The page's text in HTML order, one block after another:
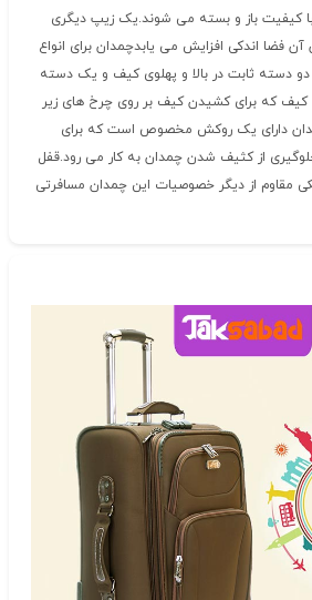
کیفیت باز و بسته می شوند.یک زیپ دیگری
آن فضا اندکی افزایش می یابدچمدان برای انواع
دسته ثابت در بالا و پهلوی کیف و یک دسته
کیف که برای کشیدن کیف بر روی چرخ های زیر
دارای یک روکش مخصوص است که برای
جلوگیری از کثیف شدن چمدان به کار می رود.قفل
مقاوم از دیگر خصوصیات این چمدان مسافرتی